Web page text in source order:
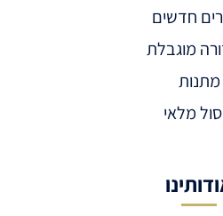
חדשים
מוגבלת
מתנות
מלאי